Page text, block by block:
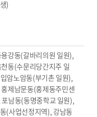
)
강동(갈바리의원 일원),
동(수문리당간지주 일
암노암동(부기촌 일원),
제남문동(홍제동주민센
남동(동명중학교 일원),
(사업선정지역), 강남동